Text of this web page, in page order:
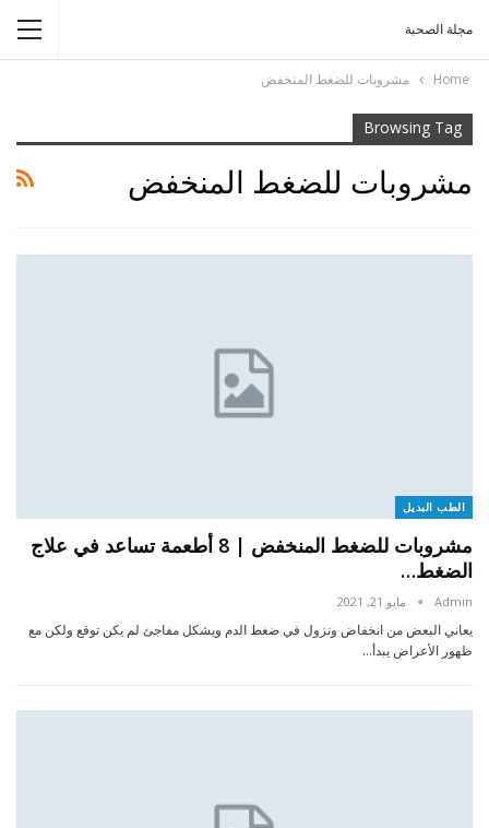
مجلة الصحبة
Home مشروبات للضغط المنخفض
Browsing Tag
مشروبات للضغط المنخفض
الطب البديل
مشروبات للضغط المنخفض | 8 أطعمة تساعد في علاج
الضغط…
Admin مايو 21, 2021
يعاني البعض من انخفاض ونزول في ضغط الدم وبشكل مفاجئ لم يكن توقع ولكن مع
ظهور الأعراض يبدأ…